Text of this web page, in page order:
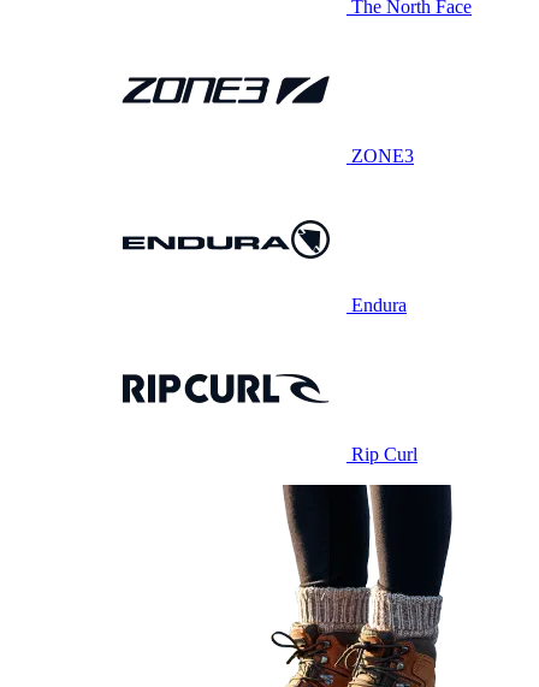
The North Face
ZONE3
Endura
Rip Curl